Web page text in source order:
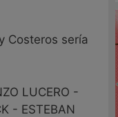
Costeros sería
LUCERO -
- ESTEBAN